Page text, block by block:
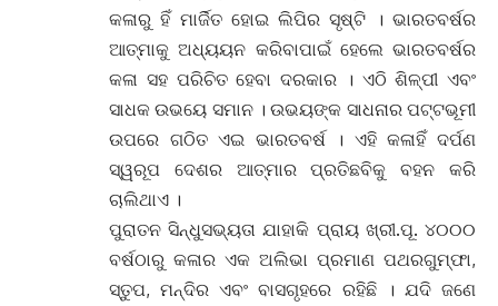
କଳାରୁ ହିଁ ମାର୍ଜିତ ହୋଇ ଲିପିର ସୃଷ୍ଟି । ଭାରତବର୍ଷର
ଆତ୍ମାକୁ ଅଧ୍ୟୟନ କରିବାପାଇଁ ହେଲେ ଭାରତବର୍ଷର
କଳା ସହ ପରିଚିତ ହେବା ଦରକାର । ଏଠି ଶିଳ୍ପୀ ଏବଂ
ସାଧକ ଉଭୟେ ସମାନ । ଉଭୟଙ୍କ ସାଧନାର ପଟ୍ଟଭୂମୀ
ଉପରେ ଗଠିତ ଏଇ ଭାରତବର୍ଷ । ଏହି କଳାହିଁ ଦର୍ପଣ
ସ୍ୱରୂପ ଦେଶର ଆତ୍ମାର ପ୍ରତିଛବିକୁ ବହନ କରି
ଚାଲିଥାଏ ।
ପୁରାତନ ସିନ୍ଧୁସଭ୍ୟତା ଯାହାକି ପ୍ରାୟ ଖ୍ରୀ.ପୂ. ୪୦୦୦
ବର୍ଷଠାରୁ କଳାର ଏକ ଅଲିଭା ପ୍ରମାଣ ପଥରଗୁମ୍ଫା,
ସ୍ତୁପ, ମନ୍ଦିର ଏବଂ ବାସଗୃହରେ ରହିଛି । ଯଦି ଜଣେ